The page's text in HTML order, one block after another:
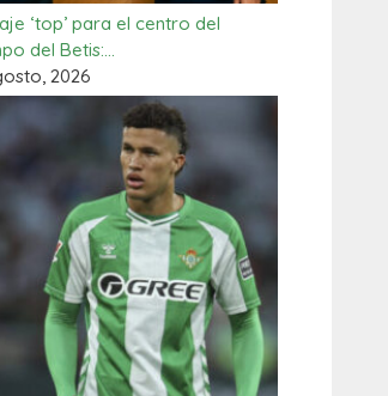
‘top’ para el centro del
del Betis:…
2026